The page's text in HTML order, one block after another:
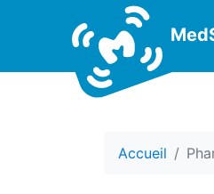
Accueil